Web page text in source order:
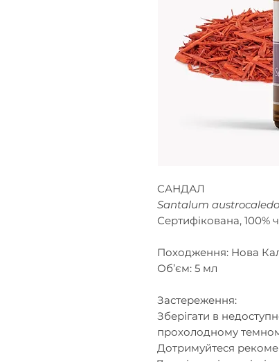
CАНДАЛ
Santalum
Сертифікована, 100%
Походження: Нова
Об’єм: 5 мл
Застереження:
Зберігати в
прохолодному
Дотримуйтеся